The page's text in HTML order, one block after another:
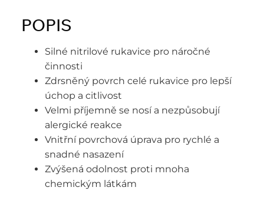
POPIS
Silné nitrilové rukavice pro náročné
činnosti
Zdrsněný povrch celé rukavice pro lepší
úchop a citlivost
Velmi příjemně se nosí a nezpůsobují
alergické reakce
Vnitřní povrchová úprava pro rychlé a
snadné nasazení
Zvýšená odolnost proti mnoha
chemickým látkám